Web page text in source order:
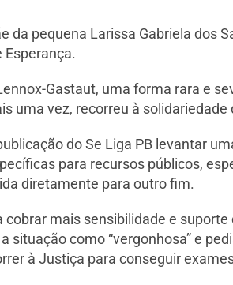
da pequena Larissa Gabriela dos
Gastaut, uma forma rara e
uma vez, recorreu à
do Se Liga PB levantar
para recursos públicos,
diretamente para outro fim.
mais sensibilidade e
situação como “vergonhosa” e
à Justiça para conseguir